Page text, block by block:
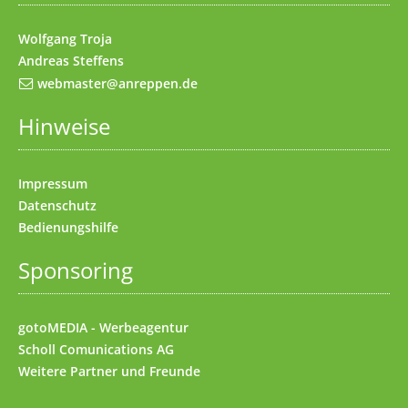
Wolfgang Troja
Andreas Steffens
webmaster@anreppen.de
Hinweise
Impressum
Datenschutz
Bedienungshilfe
Sponsoring
gotoMEDIA - Werbeagentur
Scholl Comunications AG
Weitere Partner und Freunde